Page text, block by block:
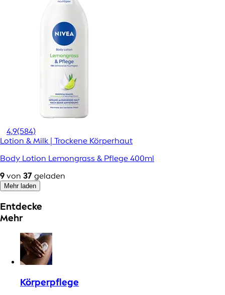
4,9(584)
Lotion & Milk | Trockene Körperhaut
Body Lotion Lemongrass & Pflege 400ml
9 von 37 geladen
Mehr laden
Entdecke
Mehr
Körperpflege